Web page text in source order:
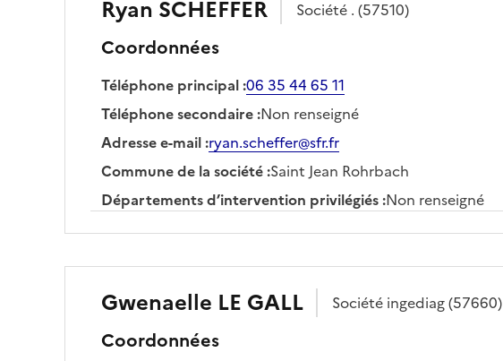
Ryan SCHEFFER Société . (57510)
Coordonnées
Téléphone principal:06 35 44 65 11
Téléphone secondaire:Non renseigné
Adresse e-mail:ryan.scheffer@sfr.fr
Commune de la société:Saint Jean Rohrbach
Départements d’intervention privilégiés:Non renseigné
Gwenaelle LE GALL Société ingediag(57660)
Coordonnées